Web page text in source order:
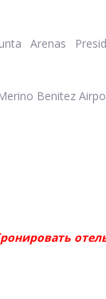
Arenas
Benitez